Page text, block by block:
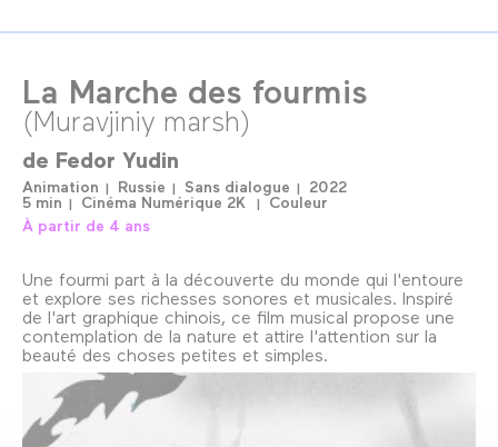
La Marche des fourmis
(Muravjiniy marsh)
de Fedor Yudin
Animation Russie Sans dialogue
2022
5 min
Cinéma Numérique 2K
Couleur
À partir de 4 ans
Une fourmi part à la découverte du monde qui l'entoure
et explore ses richesses sonores et musicales. Inspiré
de l'art graphique chinois, ce film musical propose une
contemplation de la nature et attire l'attention sur la
beauté des choses petites et simples.